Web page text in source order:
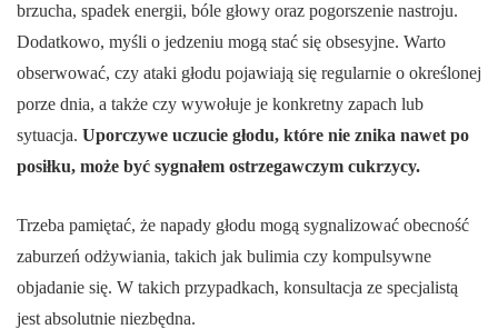
brzucha, spadek energii, bóle głowy oraz pogorszenie nastroju.
Dodatkowo, myśli o jedzeniu mogą stać się obsesyjne. Warto
obserwować, czy ataki głodu pojawiają się regularnie o określonej
porze dnia, a także czy wywołuje je konkretny zapach lub
sytuacja. Uporczywe uczucie głodu, które nie znika nawet po
posiłku, może być sygnałem ostrzegawczym cukrzycy.
Trzeba pamiętać, że napady głodu mogą sygnalizować obecność
zaburzeń odżywiania, takich jak bulimia czy kompulsywne
objadanie się. W takich przypadkach, konsultacja ze specjalistą
jest absolutnie niezbędna.